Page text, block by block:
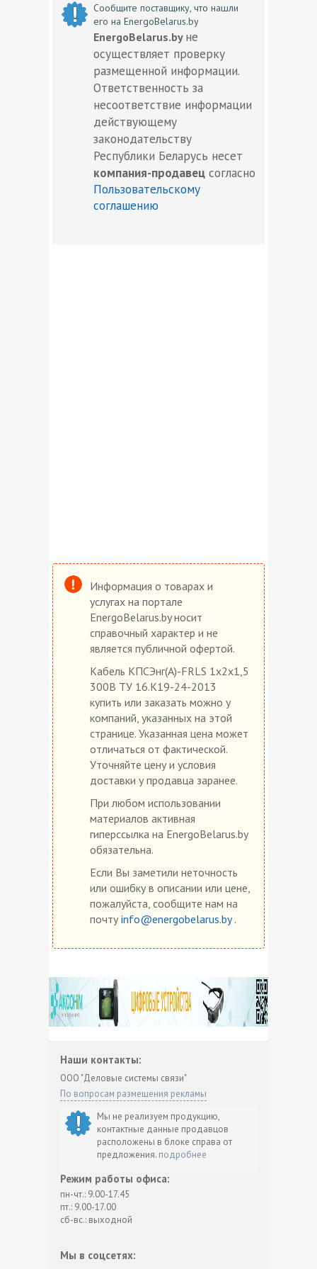
Сообщите поставщику, что нашли
его на EnergoBelarus.by
EnergoBelarus.by не
осуществляет проверку
размещенной информации.
Ответственность за
несоответствие информации
действующему
законодательству
Республики Беларусь несет
компания-продавец согласно
Пользовательскому
соглашению
Информация о товарах и
услугах на портале
EnergoBelarus.by носит
справочный характер и не
является публичной офертой.
Кабель КПСЭнг(А)-FRLS 1х2х1,5
300В ТУ 16.К19-24-2013
купить или заказать можно у
компаний, указанных на этой
странице. Указанная цена может
отличаться от фактической.
Уточняйте цену и условия
доставки у продавца заранее.
При любом использовании
материалов активная
гиперссылка на EnergoBelarus.by
обязательна.
Если Вы заметили неточность
или ошибку в описании или цене,
пожалуйста, сообщите нам на
почту info@energobelarus.by.
Наши контакты:
ООО "Деловые системы связи"
По вопросам размещения рекламы
Мы не реализуем продукцию,
контактные данные продавцов
расположены в блоке справа от
предложения. подробнее
Режим работы офиса:
пн-чт.: 9.00-17.45
пт.: 9.00-17.00
сб-вс.: выходной
Мы в соцсетях: